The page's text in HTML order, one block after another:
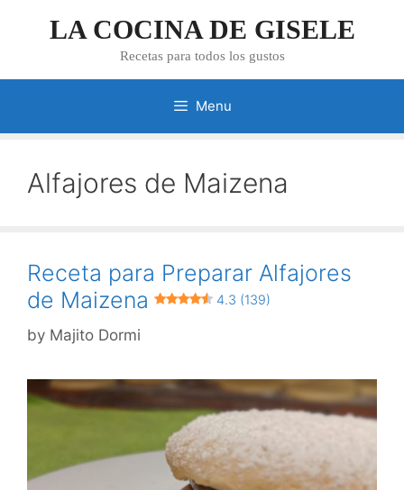
LA COCINA DE GISELE
Recetas para todos los gustos
Menu
Alfajores de Maizena
Receta para Preparar Alfajores
de Maizena
4.3 (139)
by Majito Dormi